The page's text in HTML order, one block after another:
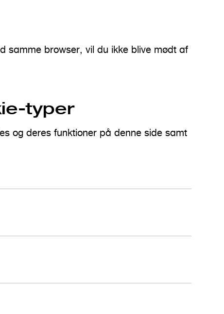
samme browser, vil du ikke blive mødt af
typer
og deres funktioner på denne side samt